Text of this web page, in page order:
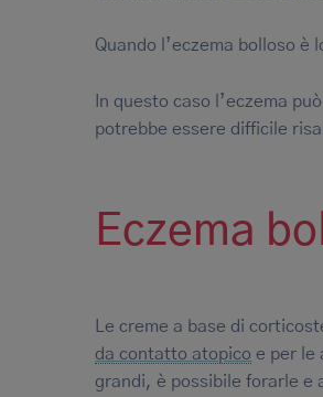
Quando l’eczema bolloso
In questo caso l’eczema
potrebbe essere difficile
Eczema
Le creme a base di
da contatto atopico e per le
grandi, è possibile forarle e